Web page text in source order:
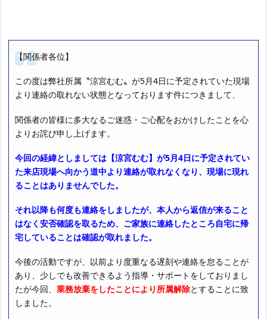
【関係者各位】
この度は弊社所属〝涼宮むむ〟が5月4日に予定されていた現場
より連絡の取れない状態となっております件につきまして、
関係者の皆様に多大なるご迷惑・ご心配をおかけしたことを心
よりお詫び申し上げます。
今回の経緯としましては【涼宮むむ】が5月4日に予定されてい
た来店現場へ向かう道中より連絡が取れなくなり、現場に現れ
ることはありませんでした。
それ以降も何度も連絡をしましたが、本人から返信が来ること
はなく 安否確認を取るため、ご家族に連絡したところ自宅に帰
宅していることは確認が取れました。
今後の活動ですが、以前より度重なる遅刻や連絡を怠ることが
あり、少しでも改善できるよう指導・サポートをしておりまし
たが今回、 業務放棄をしたことにより所属解除とすることに致
しました。